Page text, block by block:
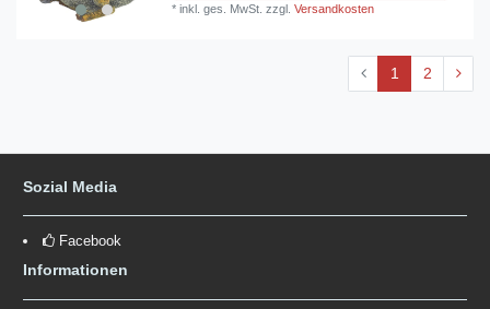
*inkl. ges. MwSt. zzgl.Versandkosten
1 2
Sozial Media
Facebook
Informationen